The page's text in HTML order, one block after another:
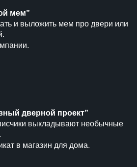
мем”
и выложить мем про двери или
дверной проект”
выкладывают необычные
в магазин для дома.